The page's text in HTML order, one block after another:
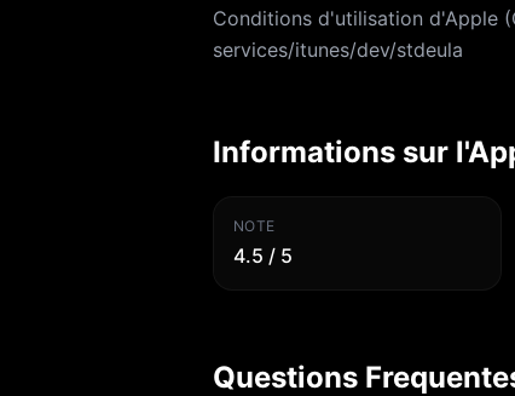
Conditions d'utilisation d'Apple
services/itunes/dev/stdeula
Informations sur
NOTE
4.5 / 5
Questions